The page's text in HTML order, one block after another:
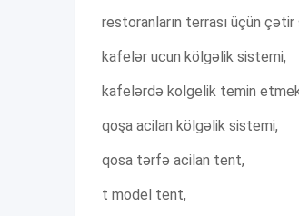
restoranların terrası üçün çətir
kafelər ucun kölgəlik sistemi,
kafelərdə kolgelik temin
qoşa acilan kölgəlik sistemi,
qosa tərfə acilan tent,
t model tent,